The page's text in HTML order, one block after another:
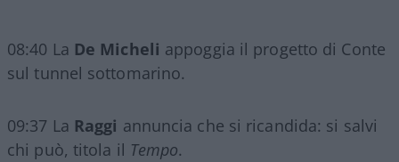
08:40 La De Micheli appoggia il progetto di Conte
sul tunnel sottomarino.
09:37 La Raggi annuncia che si ricandida: si salvi
chi può, titola il Tempo.